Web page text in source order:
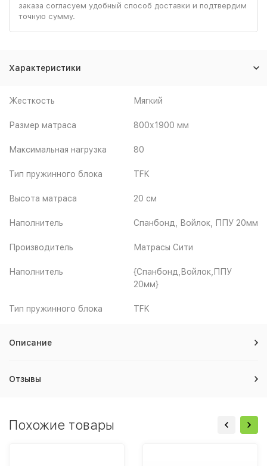
заказа согласуем удобный способ доставки и подтвердим
точную сумму.
Характеристики
Жесткость Мягкий
Размер матраса 800х1900 мм
Максимальная нагрузка 80
Тип пружинного блока TFK
Высота матраса 20 см
Наполнитель Спанбонд, Войлок, ППУ 20мм
Производитель Матрасы Сити
Наполнитель
{Спанбонд,Войлок,ППУ
20мм}
Тип пружинного блока TFK
Описание
Отзывы
Похожие товары